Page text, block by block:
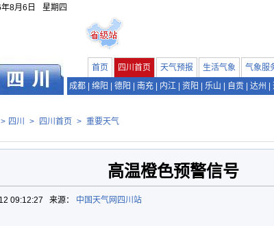
8月6日 星期四
首页 四川首页 天气预报 生活气象 气象服
成都
绵阳 德阳 南充 内江 资阳 乐山 自贡 达州
> 四川 > 四川首页 > 重要天气
高温橙色预警信号
09:12:27 来源： 中国天气网四川站